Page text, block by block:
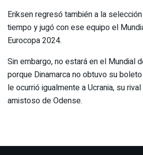
Eriksen regresó también a la
tiempo y jugó con ese equipo el
Eurocopa 2024.
Sin embargo, no estará en el Mundial
porque Dinamarca no obtuvo su
le ocurrió igualmente a Ucrania, su
amistoso de Odense.